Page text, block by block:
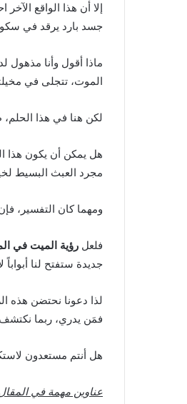
إلا أن هذا الواقع
جسد بارد يرقد في
ماذا أقول وأنا مذهول
الموت، تتجلى في
لكن هنا في هذا الحلم،
هل يمكن أن يكون هذا
مجرد العبث البسيط
ومهما كان التفسير،
فلعل رؤية الميت في
جديدة ستفتح لنا أبواباً
لذا دعونا نحتضن هذه
فمَن يدري، ربما
هل أنتم مستعدون
عناوين مهمة في